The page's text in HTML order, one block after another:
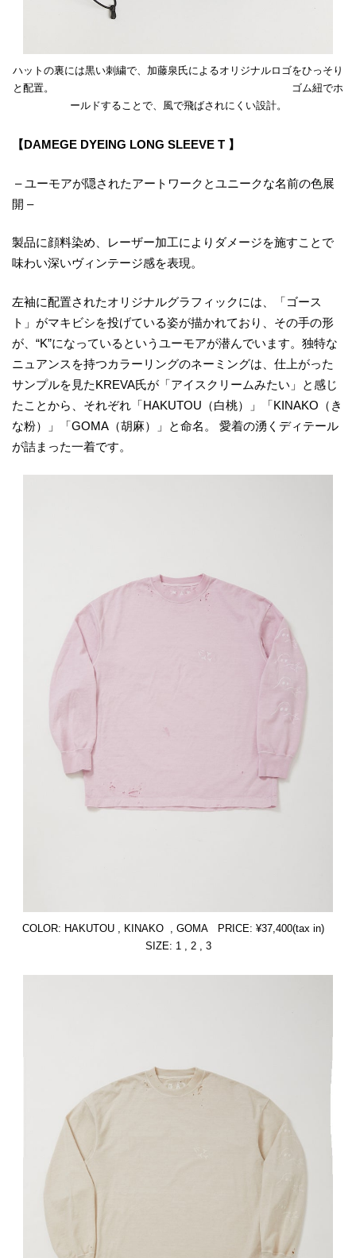
ハットの裏には黒い刺繍で、加藤泉氏によるオリジナルロゴをひっそり
と配置。 ゴム紐でホ
ールドすることで、風で飛ばされにくい設計。
【DAMEGE DYEING LONG SLEEVE T 】
– ユーモアが隠されたアートワークとユニークな名前の色展
開 –
製品に顔料染め、レーザー加工によりダメージを施すことで
味わい深いヴィンテージ感を表現。
左袖に配置されたオリジナルグラフィックには、「ゴース
ト」がマキビシを投げている姿が描かれており、その手の形
が、“K”になっているというユーモアが潜んでいます。独特な
ニュアンスを持つカラーリングのネーミングは、仕上がった
サンプルを見たKREVA氏が「アイスクリームみたい」と感じ
たことから、それぞれ「HAKUTOU（白桃）」「KINAKO（き
な粉）」「GOMA（胡麻）」と命名。 愛着の湧くディテール
が詰まった一着です。
COLOR: HAKUTOU , KINAKO , GOMA PRICE: ¥37,400(tax in)
SIZE: 1 , 2 , 3